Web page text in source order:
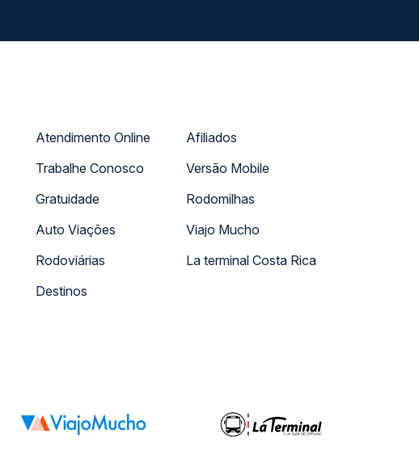
Atendimento Online
Trabalhe Conosco
Gratuidade
Auto Viações
Rodoviárias
Destinos
Afiliados
Versão Mobile
Rodomilhas
Viajo Mucho
La terminal Costa Rica